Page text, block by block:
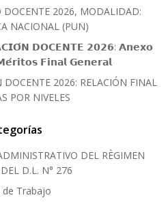
DOCENTE 2026, MODALIDAD:
NACIONAL (PUN)
𝗗𝗢𝗖𝗘𝗡𝗧𝗘 𝟮𝟬𝟮𝟲: 𝗔𝗻𝗲𝘅𝗼
𝗙𝗶𝗻𝗮𝗹 𝗚𝗲𝗻𝗲𝗿𝗮𝗹
DOCENTE 2026: RELACIÓN FINAL
POR NIVELES
DEL RÈGIMEN
D.L. N° 276
de Trabajo